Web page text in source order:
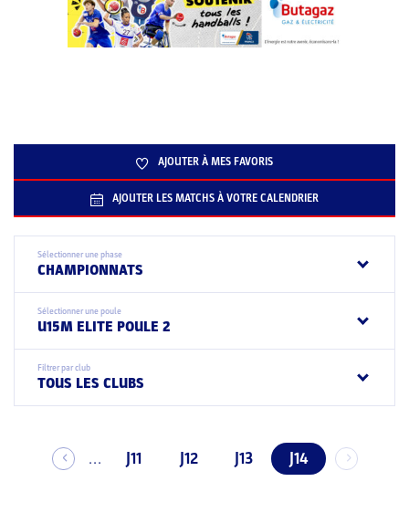
AJOUTER À MES FAVORIS
AJOUTER LES MATCHS À VOTRE CALENDRIER
Sélectionner une phase
CHAMPIONNATS
Sélectionner une poule
U15M ELITE POULE 2
Filtrer par club
TOUS LES CLUBS
... J11 J12 J13 J14